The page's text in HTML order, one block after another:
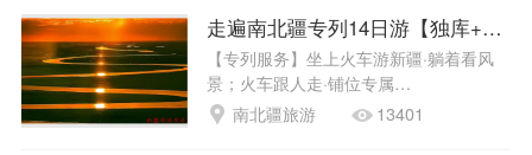
走遍南北疆专列14日游【独库+达瓦
【专列服务】坐上火车游新疆·躺着看风
景；火车跟人走·铺位专属…
南北疆旅游
13401